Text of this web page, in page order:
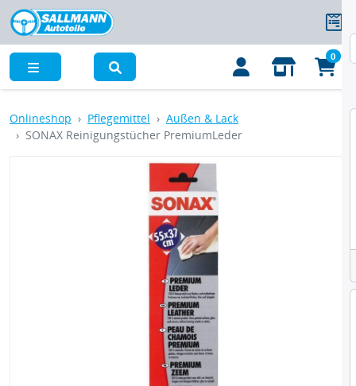
0
Onlineshop Pflegemittel
Außen & Lack
SONAX Reinigungstücher PremiumLeder